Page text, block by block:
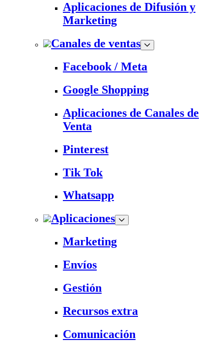
Aplicaciones de Difusión y
Marketing
Canales de ventas
Facebook / Meta
Google Shopping
Aplicaciones de Canales de
Venta
Pinterest
Tik Tok
Whatsapp
Aplicaciones
Marketing
Envíos
Gestión
Recursos extra
Comunicación